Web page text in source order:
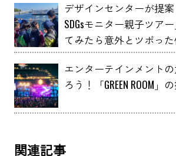
デザインセンターが提
SDGsモニター親子ツア
てみたら意外とツボっ
エンターテインメント
ろう！「GREEN ROOM」
関連記事